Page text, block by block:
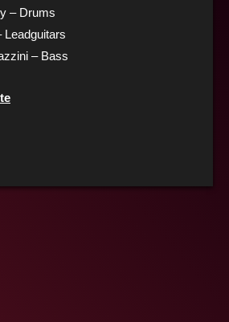
– Drums
Leadguitars
– Bass